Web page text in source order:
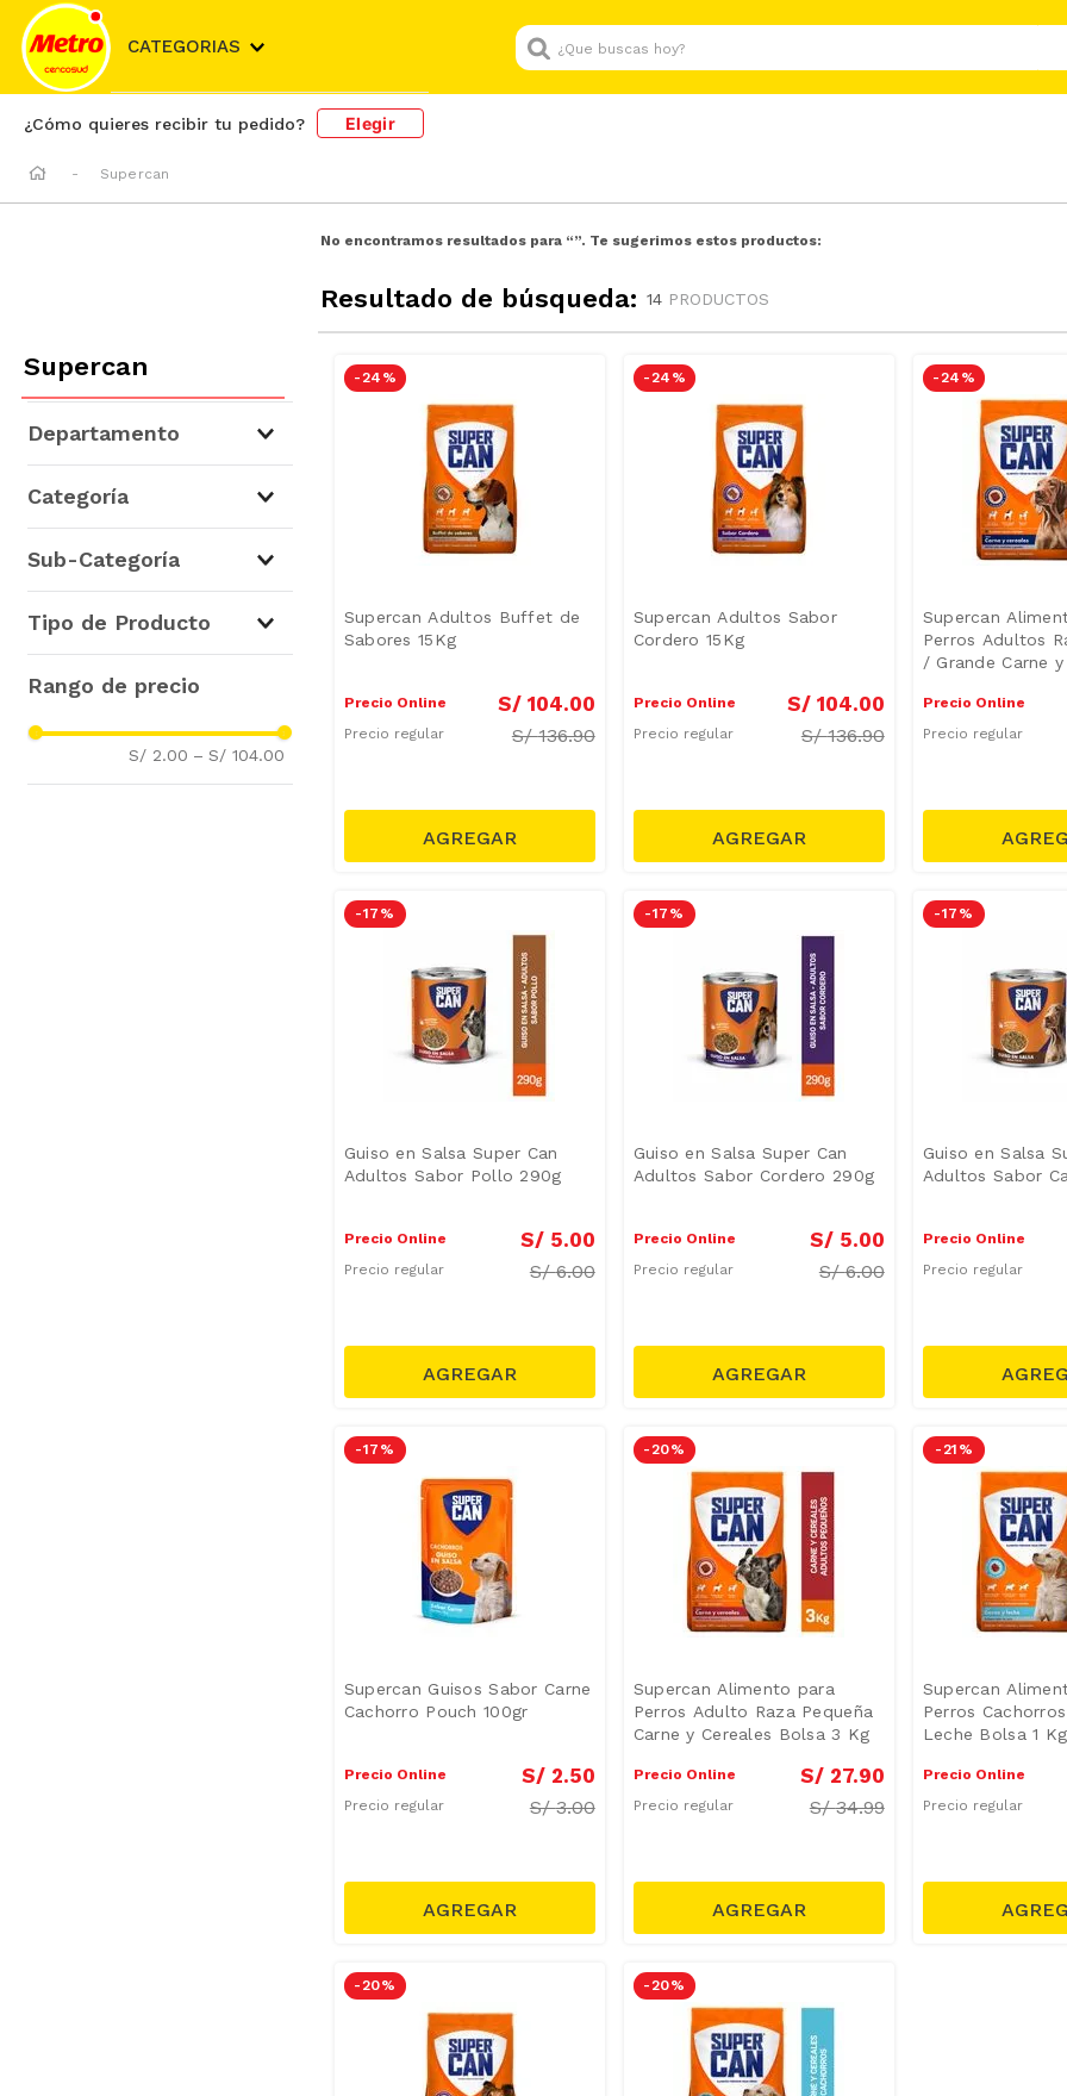
CATEGORIAS
¿Que buscas hoy?
¿Cómo quieres recibir tu pedido? Elegir
Supercan
No encontramos resultados para “”. Te sugerimos estos productos:
Resultado de búsqueda: 14 PRODUCTOS
Supercan
Departamento
Categoría
Sub-Categoría
(9)
Perros (5
Tipo de Producto
Galletas y Snack
Alimento Húmedo (2)
S/ 2.00 – S/ 104.00
-24 %
Supercan Adultos Buffet de
Sabores 15Kg
Precio Online S/ 104.00
Precio regular S/136.90
-24 %
Supercan Adultos Sabor
Cordero 15Kg
Precio Online S/ 104.00
Precio regular S/136.90
-24 %
Supercan
Perros Adultos
/ Grande Carne
Precio Online
Precio regular
-17 %
Guiso en Salsa Super Can
Adultos Sabor Pollo 290g
Precio Online S/ 5.00
Precio regular S/6.00
-17 %
Guiso en Salsa Super Can
Adultos Sabor Cordero 290g
Precio Online S/ 5.00
Precio regular S/6.00
-17 %
Guiso en Salsa
Adultos Sabor
Precio Online
Precio regular
-17 %
Supercan Guisos Sabor Carne
Cachorro Pouch 100gr
Precio Online S/ 2.50
Precio regular S/3.00
-20 %
Supercan Alimento para
Perros Adulto Raza Pequeña
Carne y Cereales Bolsa 3 Kg
Precio Online S/ 27.90
Precio regular S/34.99
-21 %
Supercan
Perros
Leche Bolsa 1 Kg
Precio Online
Precio regular
-20 % -20 %